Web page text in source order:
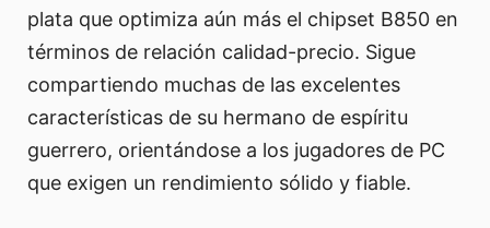
plata que optimiza aún más el chipset B850 en
términos de relación calidad-precio. Sigue
compartiendo muchas de las excelentes
características de su hermano de espíritu
guerrero, orientándose a los jugadores de PC
que exigen un rendimiento sólido y fiable.